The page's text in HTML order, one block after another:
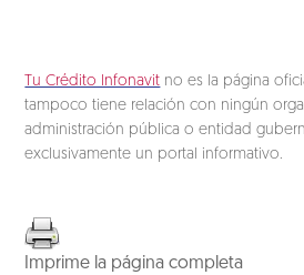
Tu Crédito Infonavit no es la página
tampoco tiene relación con ningún
administración pública o entidad
exclusivamente un portal informativo.
Imprime la página completa